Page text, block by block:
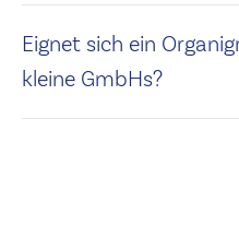
Eignet sich ein
kleine GmbHs?